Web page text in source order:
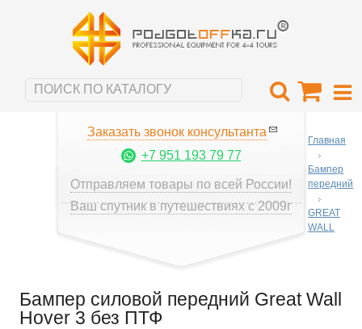
Заказать звонок консультанта
+7 951 193 79 77
Отправляем товары по всей России!
Ваш спутник в путешествиях с 2009г
Главная
Бампер
передний
GREAT
WALL
Бампер силовой передний Great Wall
Hover 3 без ПТФ